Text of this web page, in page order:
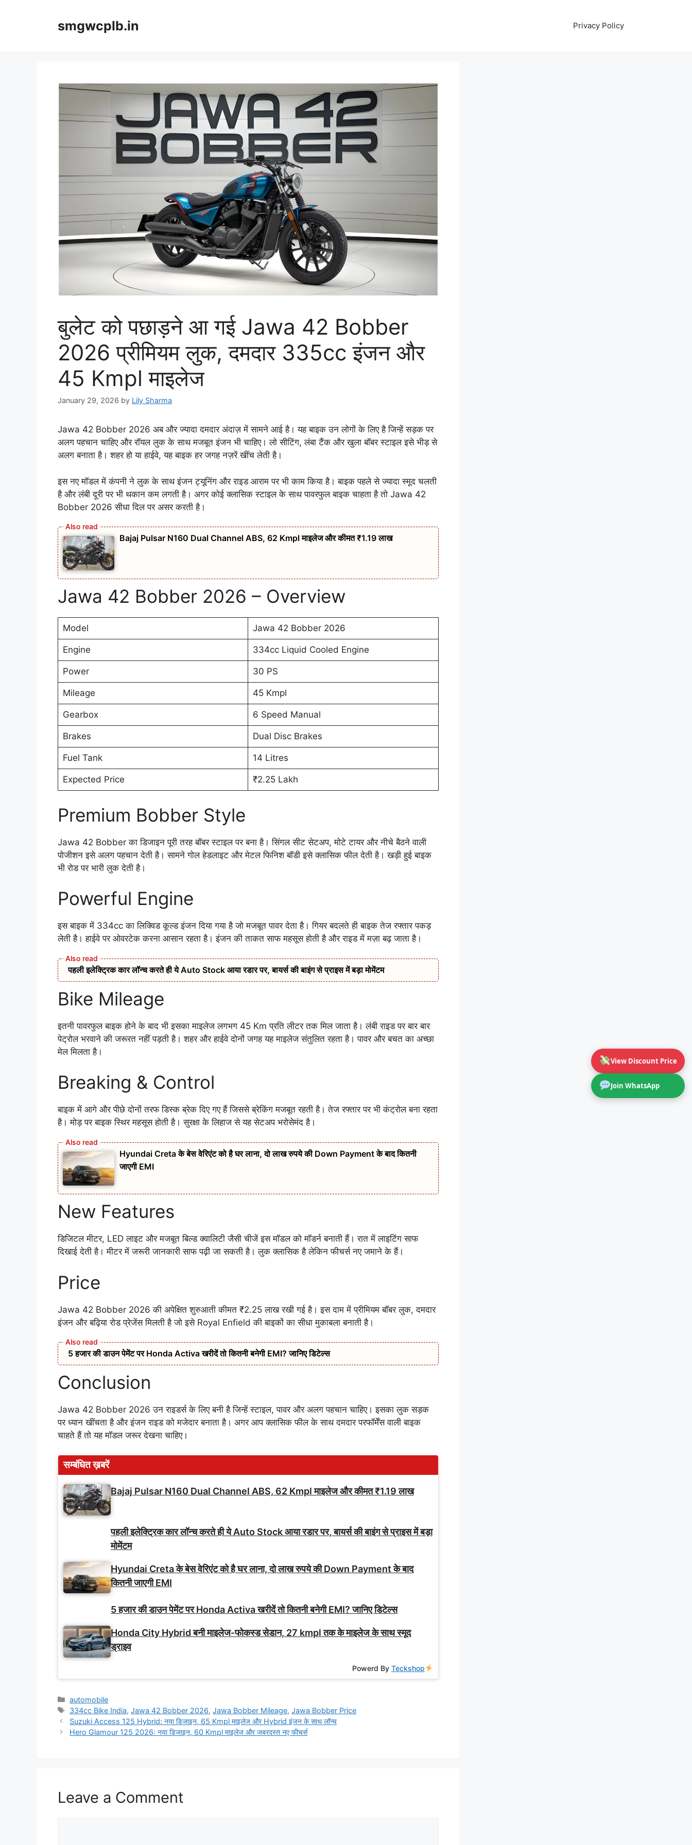
View Discount Price
Join WhatsApp
smgwcplb.in Privacy Policy
बुलेट को पछाड़ने आ गई Jawa 42 Bobber
2026 प्रीमियम लुक, दमदार 335cc इंजन और
45 Kmpl माइलेज
January 29, 2026 by Lily Sharma
Jawa 42 Bobber 2026 अब और ज्यादा दमदार अंदाज़ में सामने आई है। यह बाइक उन लोगों के लिए है जिन्हें सड़क पर
अलग पहचान चाहिए और रॉयल लुक के साथ मजबूत इंजन भी चाहिए। लो सीटिंग, लंबा टैंक और खुला बॉबर स्टाइल इसे भीड़ से
अलग बनाता है। शहर हो या हाईवे, यह बाइक हर जगह नज़रें खींच लेती है।
इस नए मॉडल में कंपनी ने लुक के साथ इंजन ट्यूनिंग और राइड आराम पर भी काम किया है। बाइक पहले से ज्यादा स्मूद चलती
है और लंबी दूरी पर भी थकान कम लगती है। अगर कोई क्लासिक स्टाइल के साथ पावरफुल बाइक चाहता है तो Jawa 42
Bobber 2026 सीधा दिल पर असर करती है।
Bajaj Pulsar N160 Dual Channel ABS, 62 Kmpl माइलेज और कीमत ₹1.19 लाख
Jawa 42 Bobber 2026 – Overview
Model Jawa 42 Bobber 2026
Engine 334cc Liquid Cooled Engine
Power 30 PS
Mileage 45 Kmpl
Gearbox 6 Speed Manual
Brakes Dual Disc Brakes
Fuel Tank 14 Litres
Expected Price ₹2.25 Lakh
Premium Bobber Style
Jawa 42 Bobber का डिजाइन पूरी तरह बॉबर स्टाइल पर बना है। सिंगल सीट सेटअप, मोटे टायर और नीचे बैठने वाली
पोजीशन इसे अलग पहचान देती है। सामने गोल हेडलाइट और मेटल फिनिश बॉडी इसे क्लासिक फील देती है। खड़ी हुई बाइक
भी रोड पर भारी लुक देती है।
Powerful Engine
इस बाइक में 334cc का लिक्विड कूल्ड इंजन दिया गया है जो मजबूत पावर देता है। गियर बदलते ही बाइक तेज रफ्तार पकड़
लेती है। हाईवे पर ओवरटेक करना आसान रहता है। इंजन की ताकत साफ महसूस होती है और राइड में मज़ा बढ़ जाता है।
पहली इलेक्ट्रिक कार लॉन्च करते ही ये Auto Stock आया रडार पर, बायर्स की बाइंग से प्राइस में बड़ा मोमेंटम
Bike Mileage
इतनी पावरफुल बाइक होने के बाद भी इसका माइलेज लगभग 45 Km प्रति लीटर तक मिल जाता है। लंबी राइड पर बार बार
पेट्रोल भरवाने की जरूरत नहीं पड़ती है। शहर और हाईवे दोनों जगह यह माइलेज संतुलित रहता है। पावर और बचत का अच्छा
मेल मिलता है।
Breaking & Control
बाइक में आगे और पीछे दोनों तरफ डिस्क ब्रेक दिए गए हैं जिससे ब्रेकिंग मजबूत रहती है। तेज रफ्तार पर भी कंट्रोल बना रहता
है। मोड़ पर बाइक स्थिर महसूस होती है। सुरक्षा के लिहाज से यह सेटअप भरोसेमंद है।
Hyundai Creta के बेस वेरिएंट को है घर लाना, दो लाख रुपये की Down Payment के बाद कितनी
जाएगी EMI
New Features
डिजिटल मीटर, LED लाइट और मजबूत बिल्ड क्वालिटी जैसी चीजें इस मॉडल को मॉडर्न बनाती हैं। रात में लाइटिंग साफ
दिखाई देती है। मीटर में जरूरी जानकारी साफ पढ़ी जा सकती है। लुक क्लासिक है लेकिन फीचर्स नए जमाने के हैं।
Price
Jawa 42 Bobber 2026 की अपेक्षित शुरुआती कीमत ₹2.25 लाख रखी गई है। इस दाम में प्रीमियम बॉबर लुक, दमदार
इंजन और बढ़िया रोड प्रेजेंस मिलती है जो इसे Royal Enfield की बाइकों का सीधा मुकाबला बनाती है।
5 हजार की डाउन पेमेंट पर Honda Activa खरीदें तो कितनी बनेगी EMI? जानिए डिटेल्स
Conclusion
Jawa 42 Bobber 2026 उन राइडर्स के लिए बनी है जिन्हें स्टाइल, पावर और अलग पहचान चाहिए। इसका लुक सड़क
पर ध्यान खींचता है और इंजन राइड को मजेदार बनाता है। अगर आप क्लासिक फील के साथ दमदार परफॉर्मेंस वाली बाइक
चाहते हैं तो यह मॉडल जरूर देखना चाहिए।
सम्बंधित ख़बरें
Bajaj Pulsar N160 Dual Channel ABS, 62 Kmpl माइलेज और कीमत ₹1.19 लाख
पहली इलेक्ट्रिक कार लॉन्च करते ही ये Auto Stock आया रडार पर, बायर्स की बाइंग से प्राइस में बड़ा
मोमेंटम
Hyundai Creta के बेस वेरिएंट को है घर लाना, दो लाख रुपये की Down Payment के बाद
कितनी जाएगी EMI
5 हजार की डाउन पेमेंट पर Honda Activa खरीदें तो कितनी बनेगी EMI? जानिए डिटेल्स
Honda City Hybrid बनी माइलेज-फोकस्ड सेडान, 27 kmpl तक के माइलेज के साथ स्मूद
ड्राइव
Powerd ByTeckshop
Categories
automobile
Tags
334cc Bike India,Jawa 42 Bobber 2026,Jawa Bobber Mileage,Jawa Bobber Price
Suzuki Access 125 Hybrid: नया डिजाइन, 65 Kmpl माइलेज और Hybrid इंजन के साथ लॉन्च
Hero Glamour 125 2026: नया डिजाइन, 60 Kmpl माइलेज और जबरदस्त नए फीचर्स
Leave a Comment